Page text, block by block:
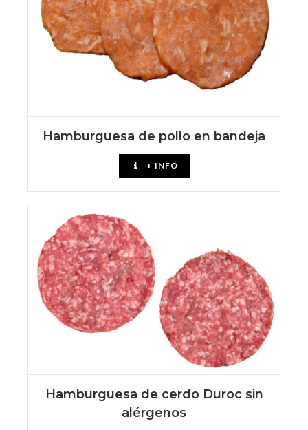
Hamburguesa de pollo en bandeja
+ INFO
Hamburguesa de cerdo Duroc sin
alérgenos